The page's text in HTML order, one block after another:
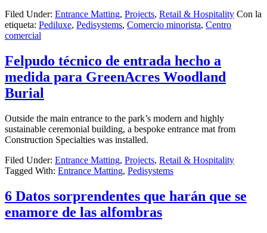
Filed Under: Entrance Matting, Projects, Retail & Hospitality Con la
etiqueta: Pediluxe, Pedisystems, Comercio minorista, Centro
comercial
Felpudo técnico de entrada hecho a
medida para GreenAcres Woodland
Burial
Outside the main entrance to the park’s modern and highly
sustainable ceremonial building, a bespoke entrance mat from
Construction Specialties was installed.
Filed Under: Entrance Matting, Projects, Retail & Hospitality
Tagged With: Entrance Matting, Pedisystems
6 Datos sorprendentes que harán que se
enamore de las alfombras